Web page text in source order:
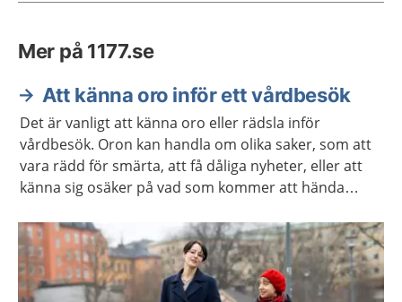
Mer på 1177.se
Att känna oro inför ett vårdbesök
Det är vanligt att känna oro eller rädsla inför
vårdbesök. Oron kan handla om olika saker, som att
vara rädd för smärta, att få dåliga nyheter, eller att
känna sig osäker på vad som kommer att hända
från tidigare vårdbesök som gör dig orolig.